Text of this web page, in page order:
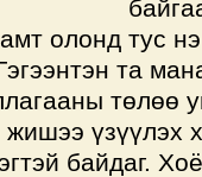
олонд тус
та
төлөө
үзүүлэх
байдаг.